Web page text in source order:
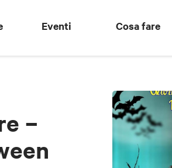
Eventi Cosa fare
–